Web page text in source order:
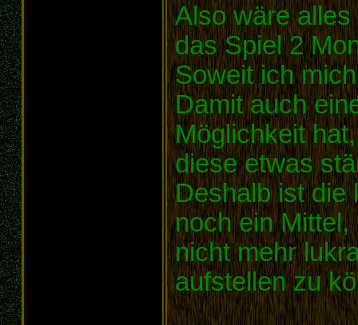
Also wäre
das Spiel 2
Soweit ich
Damit auch
Möglichkeit
diese etwas
Deshalb ist die
noch ein
nicht mehr
aufstellen zu